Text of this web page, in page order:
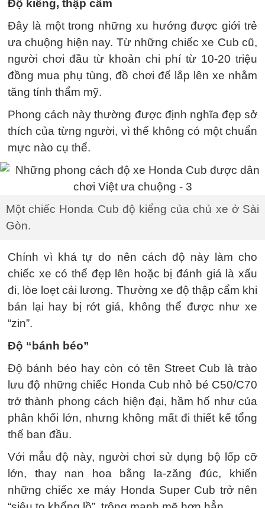
Độ kiểng, thập cẩm
Đây là một trong những xu hướng được giới trẻ
ưa chuộng hiện nay. Từ những chiếc xe Cub cũ,
người chơi đầu từ khoản chi phí từ 10-20 triệu
đồng mua phụ tùng, đồ chơi để lắp lên xe nhằm
tăng tính thẩm mỹ.
Phong cách này thường được định nghĩa đẹp sở
thích của từng người, vì thế không có một chuẩn
mực nào cụ thể.
Một chiếc Honda Cub độ kiểng của chủ xe ở Sài
Gòn.
Chính vì khá tự do nên cách độ này làm cho
chiếc xe có thể đẹp lên hoặc bị đánh giá là xấu
đi, lòe loẹt cải lương. Thường xe độ thập cẩm khi
bán lại hay bị rớt giá, không thể được như xe
“zin”.
Độ “bánh béo”
Độ bánh béo hay còn có tên Street Cub là trào
lưu độ những chiếc Honda Cub nhỏ bé C50/C70
trở thành phong cách hiện đại, hầm hố như của
phân khối lớn, nhưng không mất đi thiết kế tổng
thể ban đầu.
Với mẫu độ này, người chơi sử dụng bộ lốp cỡ
lớn, thay nan hoa bằng la-zăng đúc, khiến
những chiếc xe máy Honda Super Cub trở nên